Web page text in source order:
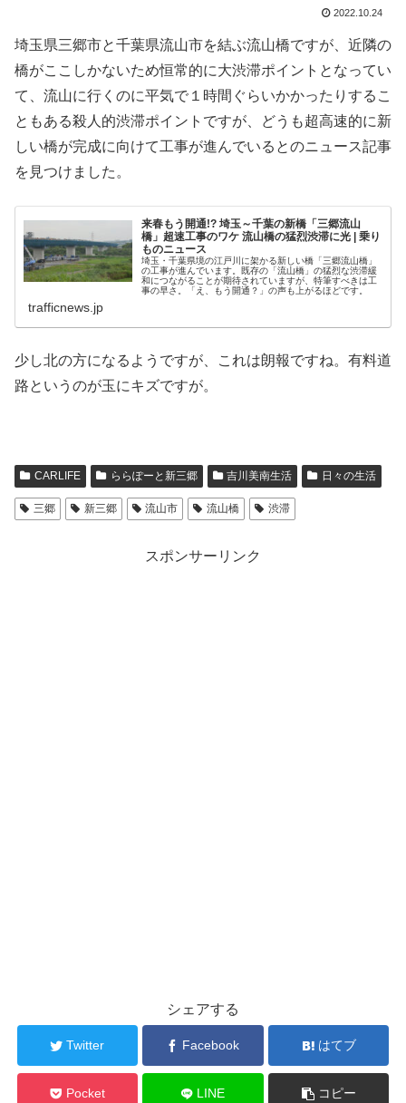
2022.10.24
埼玉県三郷市と千葉県流山市を結ぶ流山橋ですが、近隣の
橋がここしかないため恒常的に大渋滞ポイントとなってい
て、流山に行くのに平気で１時間ぐらいかかったりするこ
ともある殺人的渋滞ポイントですが、どうも超高速的に新
しい橋が完成に向けて工事が進んでいるとのニュース記事
を見つけました。
来春もう開通!? 埼玉～千葉の新橋「三郷流山
橋」超速工事のワケ 流山橋の猛烈渋滞に光 | 乗り
ものニュース
埼玉・千葉県境の江戸川に架かる新しい橋「三郷流山橋」
の工事が進んでいます。既存の「流山橋」の猛烈な渋滞緩
和につながることが期待されていますが、特筆すべきは工
事の早さ。「え、もう開通？」の声も上がるほどです。
trafficnews.jp
少し北の方になるようですが、これは朗報ですね。有料道
路というのが玉にキズですが。
CARLIFE ららぽーと新三郷 吉川美南生活 日々の生活
三郷 新三郷 流山市 流山橋 渋滞
スポンサーリンク
シェアする
Twitter Facebook はてブ
Pocket LINE コピー